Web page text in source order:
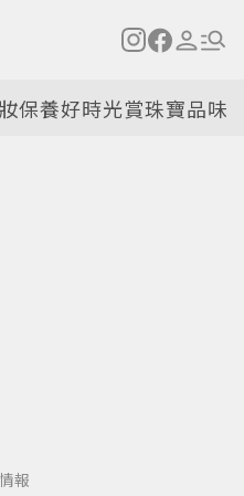
保養好時光賞珠寶品味
報